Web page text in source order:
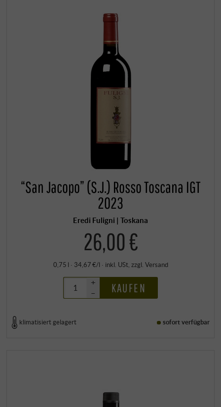
“San Jacopo” (S.J.) Rosso Toscana IGT
2023
Eredi Fuligni | Toskana
26,00 €
0,75 l · 34,67 €/l · inkl. USt, zzgl. Versand
+
–
KAUFEN
klimatisiert gelagert sofort verfügbar